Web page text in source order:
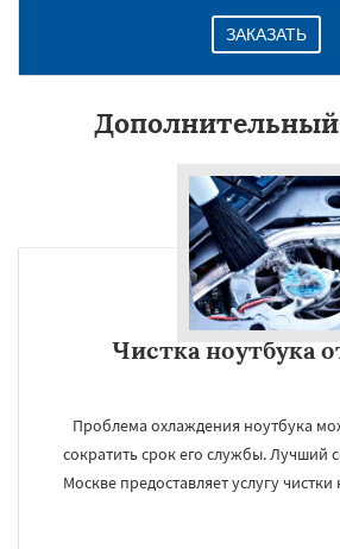
ЗАКАЗАТЬ
Дополнительный
Чистка ноутбука
Проблема охлаждения ноутбука
сократить срок его службы. Лучший
Москве предоставляет услугу